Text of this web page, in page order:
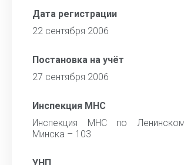
Дата регистрации
22 сентября 2006
Постановка на учёт
27 сентября 2006
Инспекция МНС
Инспекция МНС по
Минска – 103